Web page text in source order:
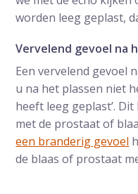
worden leeg geplast,
Vervelend gevoel na
Een vervelend gevoel
u na het plassen niet
heeft leeg geplast’.
met de prostaat of
een branderig gevoel
de blaas of prostaat